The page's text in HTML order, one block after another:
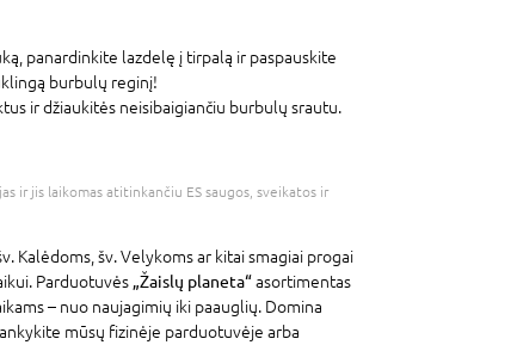
panardinkite lazdelę į tirpalą ir paspauskite
burbulų reginį!
ir džiaukitės neisibaigiančiu burbulų srautu.
ir jis laikomas atitinkančiu ES saugos, sveikatos ir
Kalėdoms, šv. Velykoms ar kitai smagiai progai
Parduotuvės „Žaislų planeta“asortimentas
– nuo naujagimių iki paauglių. Domina
mūsų fizinėje parduotuvėje arba